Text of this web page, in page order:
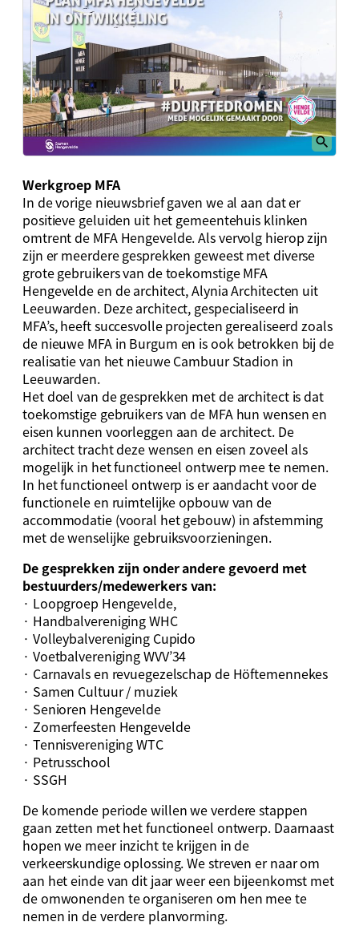
Werkgroep MFA
In de vorige nieuwsbrief gaven we al aan dat er
positieve geluiden uit het gemeentehuis klinken
omtrent de MFA Hengevelde. Als vervolg hierop zijn
zijn er meerdere gesprekken geweest met diverse
grote gebruikers van de toekomstige MFA
Hengevelde en de architect, Alynia Architecten uit
Leeuwarden. Deze architect, gespecialiseerd in
MFA’s, heeft succesvolle projecten gerealiseerd zoals
de nieuwe MFA in Burgum en is ook betrokken bij de
realisatie van het nieuwe Cambuur Stadion in
Leeuwarden.
Het doel van de gesprekken met de architect is dat
toekomstige gebruikers van de MFA hun wensen en
eisen kunnen voorleggen aan de architect. De
architect tracht deze wensen en eisen zoveel als
mogelijk in het functioneel ontwerp mee te nemen.
In het functioneel ontwerp is er aandacht voor de
functionele en ruimtelijke opbouw van de
accommodatie (vooral het gebouw) in afstemming
met de wenselijke gebruiksvoorzieningen.
De gesprekken zijn onder andere gevoerd met
bestuurders/medewerkers van:
· Loopgroep Hengevelde,
· Handbalvereniging WHC
· Volleybalvereniging Cupido
· Voetbalvereniging WVV’34
· Carnavals en revuegezelschap de Höftemennekes
· Samen Cultuur / muziek
· Senioren Hengevelde
· Zomerfeesten Hengevelde
· Tennisvereniging WTC
· Petrusschool
· SSGH
De komende periode willen we verdere stappen
gaan zetten met het functioneel ontwerp. Daarnaast
hopen we meer inzicht te krijgen in de
verkeerskundige oplossing. We streven er naar om
aan het einde van dit jaar weer een bijeenkomst met
de omwonenden te organiseren om hen mee te
nemen in de verdere planvorming.